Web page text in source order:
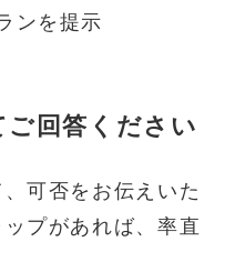
回答ください
可否をお伝えいた
プがあれば、率直